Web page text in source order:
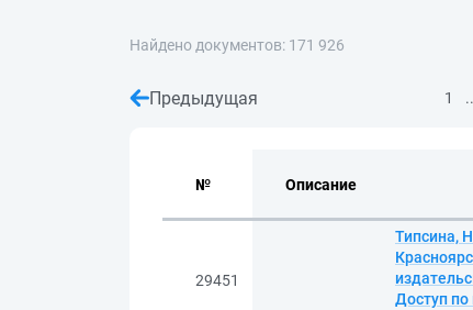
Найдено документов: 171 926
Предыдущая 1
№ Описание
29451
Типсина,
Доступ